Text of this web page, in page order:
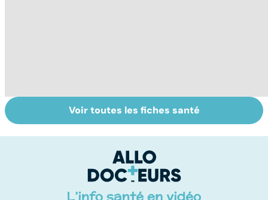
Dérèglement
hormonal : et si
Tout savoir sur
les infections
Voir toutes les fiches santé